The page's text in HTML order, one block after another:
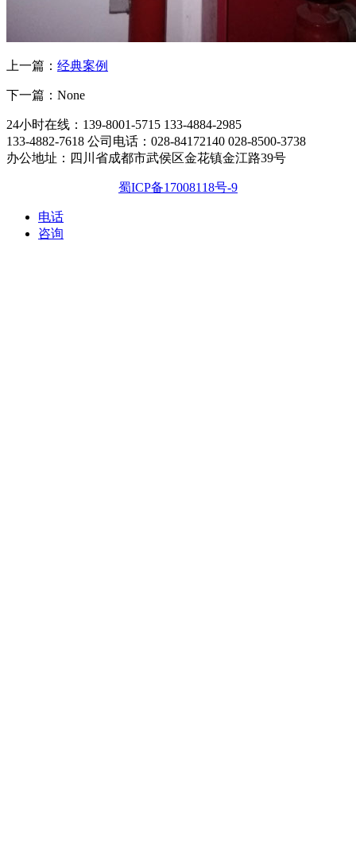
上一篇： 经典案例
下一篇：None
24小时在线：139-8001-5715 133-4884-2985
133-4882-7618 公司电话：028-84172140 028-8500-3738
办公地址：四川省成都市武侯区金花镇金江路39号
蜀ICP备17008118号-9
电话
咨询